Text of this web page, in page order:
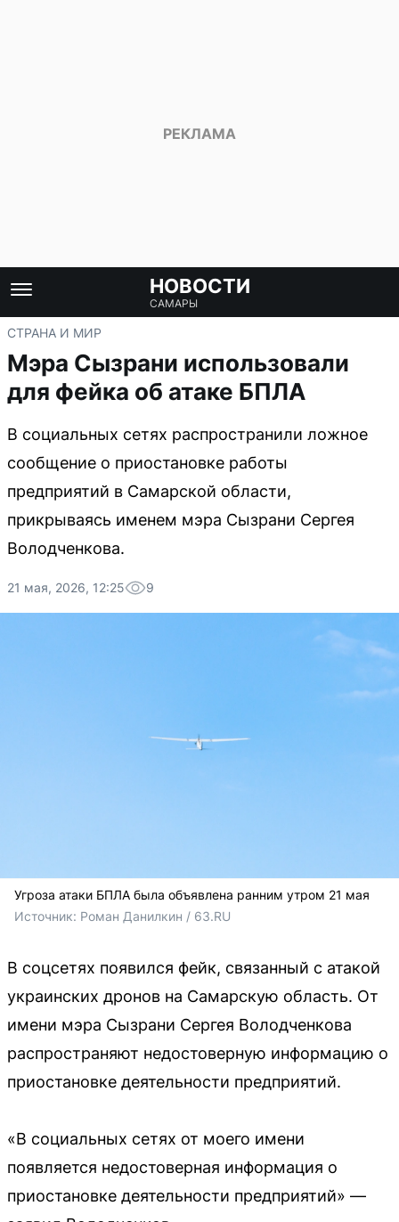
НОВОСТИ
САМАРЫ
СТРАНА И МИР
Мэра Сызрани использовали
для фейка об атаке БПЛА
В социальных сетях распространили ложное
сообщение о приостановке работы
предприятий в Самарской области,
прикрываясь именем мэра Сызрани Сергея
Володченкова.
21 мая, 2026, 12:25 9
Угроза атаки БПЛА была объявлена ранним утром 21 мая
Источник: Роман Данилкин / 63.RU
В соцсетях появился фейк, связанный с атакой
украинских дронов на Самарскую область. От
имени мэра Сызрани Сергея Володченкова
распространяют недостоверную информацию о
приостановке деятельности предприятий.
«В социальных сетях от моего имени
появляется недостоверная информация о
приостановке деятельности предприятий» —